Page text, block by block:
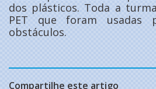
dos plásticos. Toda a
PET que foram usadas
obstáculos.
Compartilhe este artigo